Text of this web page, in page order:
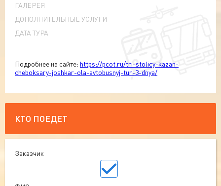
ГАЛЕРЕЯ
ДОПОЛНИТЕЛЬНЫЕ УСЛУГИ
ДАТА ТУРА
Подробнее на сайте: https://pcot.ru/tri-stolicy-kazan-
cheboksary-joshkar-ola-avtobusnyj-tur-3-dnya/
КТО ПОЕДЕТ
Заказчик